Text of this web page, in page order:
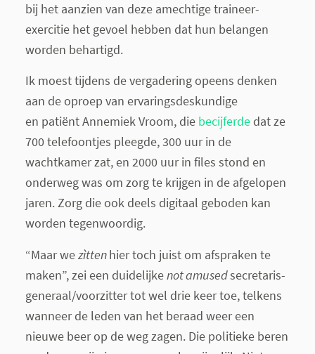
bij het aanzien van deze amechtige traineer-
exercitie het gevoel hebben dat hun belangen
worden behartigd.
Ik moest tijdens de vergadering opeens denken
aan de oproep van ervaringsdeskundige
en patiënt Annemiek Vroom, die becijferdedat ze
700 telefoontjes pleegde, 300 uur in de
wachtkamer zat, en 2000 uur in files stond en
onderweg was om zorg te krijgen in de afgelopen
jaren. Zorg die ook deels digitaal geboden kan
worden tegenwoordig.
“Maar wezìttenhier toch juist om afspraken te
maken”, zei een duidelijkenot amusedsecretaris-
generaal/voorzitter tot wel drie keer toe, telkens
wanneer de leden van het beraad weer een
nieuwe beer op de weg zagen. Die politieke beren